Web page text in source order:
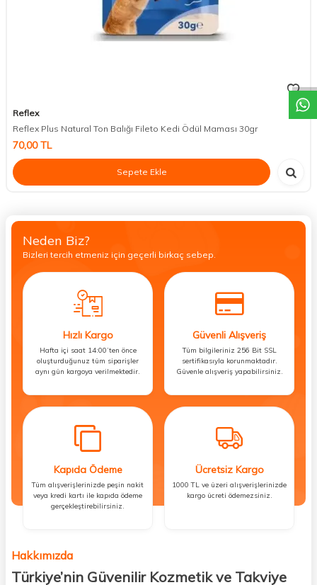
Reflex
Reflex Plus Natural Ton Balığı Fileto Kedi Ödül Maması 30gr
70,00TL
Sepete Ekle
Neden Biz?
Bizleri tercih etmeniz için geçerli birkaç sebep.
Hızlı Kargo
Hafta içi saat 14:00’ten önce
oluşturduğunuz tüm siparişler
aynı gün kargoya verilmektedir.
Güvenli Alışveriş
Tüm bilgileriniz 256 Bit SSL
sertifikasıyla korunmaktadır.
Güvenle alışveriş yapabilirsiniz.
Kapıda Ödeme
Tüm alışverişlerinizde peşin nakit
veya kredi kartı ile kapıda ödeme
gerçekleştirebilirsiniz.
Ücretsiz Kargo
1000 TL ve üzeri alışverişlerinizde
kargo ücreti ödemezsiniz.
Hakkımızda
Türkiye’nin Güvenilir Kozmetik ve Takviye